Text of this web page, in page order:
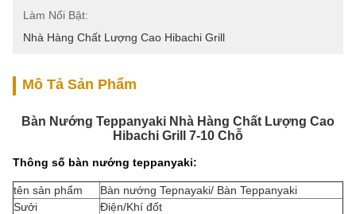
Làm Nổi Bật:
Nhà Hàng Chất Lượng Cao Hibachi Grill
Mô Tả Sản Phẩm
Bàn Nướng Teppanyaki Nhà Hàng Chất Lượng Cao
Hibachi Grill 7-10 Chỗ
Thông số bàn nướng teppanyaki:
tên sản phẩm
Bàn nướng Tepnayaki/ Bàn Teppanyaki
Sưởi
Điện/Khí đốt